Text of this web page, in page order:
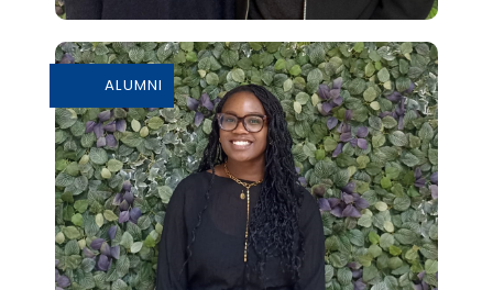
grillons
En savoir plus
ALUMNI